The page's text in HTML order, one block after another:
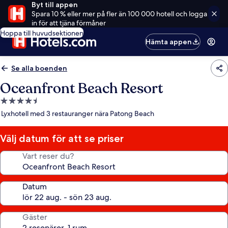
Byt till appen
Spara 10 % eller mer på fler än 100 000 hotell och logga
in för att tjäna förmåner
Hoppa till huvudsektionen
Hämta appen
Se alla boenden
Oceanfront Beach Resort
4.5-
stjärnigt
Lyxhotell med 3 restauranger nära Patong Beach
Välj datum för att se priser
Vart reser du?
Datum
Gäster